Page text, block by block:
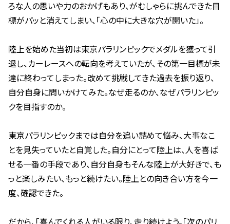
ろな人の思いや力のおかげもあり、がむしゃらに挑んできた目
標がパッと消えてしまい、「心の中に大きな穴が開いた」。
陸上を始めた当初は東京パラリンピックでメダルを獲って引
退し、カーレースへの転向を考えていたが、その第一目標が未
達に終わってしまった。改めて挑戦してきた過去を振り返り、
自分自身に問いかけてみた。なぜ走るのか、なぜパラリンピッ
クを目指すのか。
東京パラリンピックまでは自分を追い詰めて悩み、大事なこ
とを見失っていたと自覚した。自分にとって陸上は、人を喜ば
せる一番の手段であり、自分自身もそんな陸上が大好きで、も
っと楽しみたい、もっと続けたい。陸上との向き合い方を今一
度、確認できた。